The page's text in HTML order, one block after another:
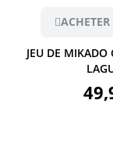
ACHETER
JEU DE MIKADO